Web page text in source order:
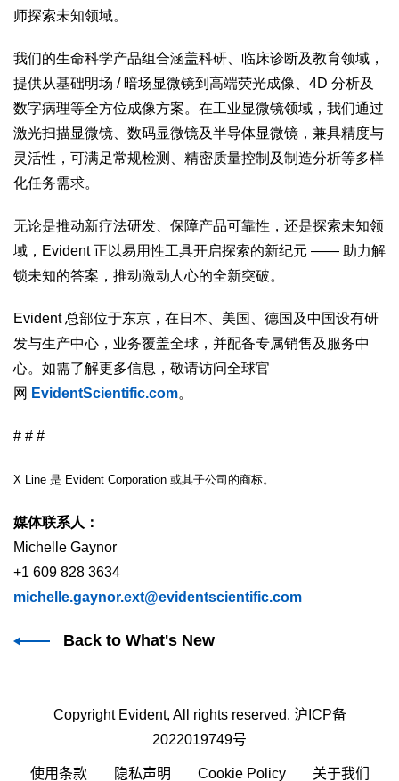
师探索未知领域。
我们的生命科学产品组合涵盖科研、临床诊断及教育领域，
提供从基础明场 / 暗场显微镜到高端荧光成像、4D 分析及
数字病理等全方位成像方案。在工业显微镜领域，我们通过
激光扫描显微镜、数码显微镜及半导体显微镜，兼具精度与
灵活性，可满足常规检测、精密质量控制及制造分析等多样
化任务需求。
无论是推动新疗法研发、保障产品可靠性，还是探索未知领
域，Evident 正以易用性工具开启探索的新纪元 —— 助力解
锁未知的答案，推动激动人心的全新突破。
Evident 总部位于东京，在日本、美国、德国及中国设有研
发与生产中心，业务覆盖全球，并配备专属销售及服务中
心。如需了解更多信息，敬请访问全球官
网 EvidentScientific.com。
# # #
X Line 是 Evident Corporation 或其子公司的商标。
媒体联系人：
Michelle Gaynor
+1 609 828 3634
michelle.gaynor.ext@evidentscientific.com
Back to What's New
Copyright Evident, All rights reserved. 沪ICP备
2022019749号
使用条款 隐私声明 Cookie Policy 关于我们